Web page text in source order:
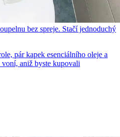
bez spreje. Stačí jednoduchý
pár kapek esenciálního oleje a
aniž byste kupovali